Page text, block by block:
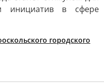
инициатив в сфере
городского